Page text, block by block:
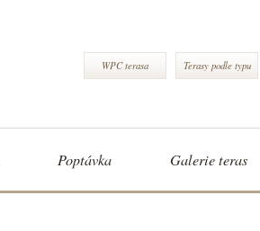
WPC terasa Terasy podle typu
Poptávka Galerie teras